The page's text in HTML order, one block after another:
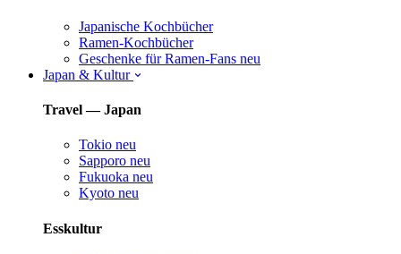
Japanische Kochbücher
Ramen-Kochbücher
Geschenke für Ramen-Fans neu
Japan & Kultur
Travel — Japan
Tokio neu
Sapporo neu
Fukuoka neu
Kyoto neu
Esskultur